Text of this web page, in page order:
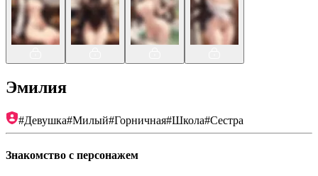
Эмилия
#Девушка#Милый#Горничная#Школа#Сестра
Знакомство с персонажем